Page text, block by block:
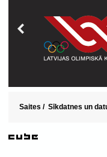
Saites / Sīkdatnes un